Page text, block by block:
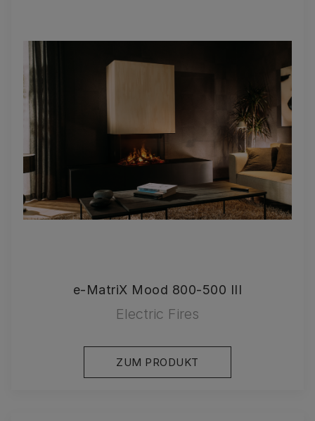
e-MatriX Mood 800-500 III
Electric Fires
ZUM PRODUKT